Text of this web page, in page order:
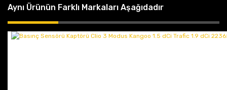
Aynı Ürünün Farklı Markaları Aşağıdadır